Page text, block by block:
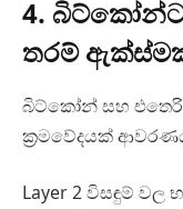
4. බිට්කෝන්ට
තරම්
බිට්කෝන් සහ
ක්‍රමවේදයක්
Layer 2 විසඳුම් වල